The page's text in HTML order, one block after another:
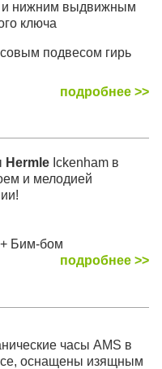
и нижним выдвижным
ключа
подвесом гирь
подробнее >>
Hermle Ickenham в
и мелодией
+ Бим-бом
подробнее >>
часы AMS в
оснащены изящным